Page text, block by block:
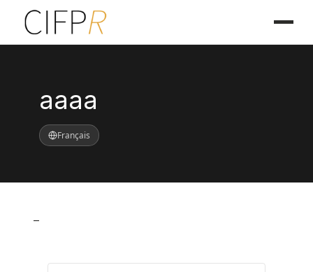
aaaa
Français
–